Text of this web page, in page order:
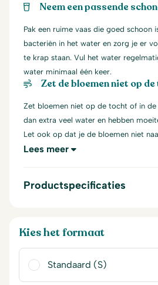
Neem een passende
Pak een ruime vaas die goed schoon
bacteriën in het water en zorg je er
te krap staan. Vul het water
water minimaal één keer.
Zet de bloemen niet op
Zet bloemen niet op de tocht of in de
dan extra veel water en hebben
Let ook op dat je de bloemen niet
Lees meer
Productspecificaties
Kies het formaat
Standaard (S)